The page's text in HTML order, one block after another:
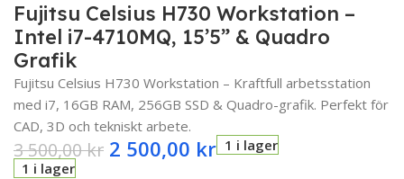
Fujitsu Celsius H730 Workstation –
Intel i7-4710MQ, 15’5” & Quadro
Grafik
Fujitsu Celsius H730 Workstation – Kraftfull arbetsstation
med i7, 16GB RAM, 256GB SSD & Quadro-grafik. Perfekt för
CAD, 3D och tekniskt arbete.
3 500,00kr 2 500,00 kr 1 i lager
1 i lager